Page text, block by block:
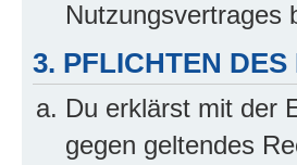
Nutzungsvertrages
3. PFLICHTEN DES
Du erklärst mit der
gegen geltendes